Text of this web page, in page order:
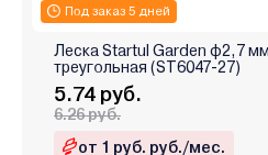
Под заказ 5 дней
Леска Startul Garden ф2,7
треугольная (ST6047-27)
5.74 руб.
6.26 руб.
от 1 руб. руб./мес.